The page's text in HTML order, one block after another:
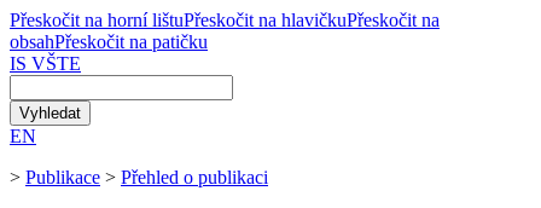
Přeskočit na horní lištuPřeskočit na hlavičkuPřeskočit na
obsahPřeskočit na patičku
IS VŠTE
EN
> Publikace > Přehled o publikaci